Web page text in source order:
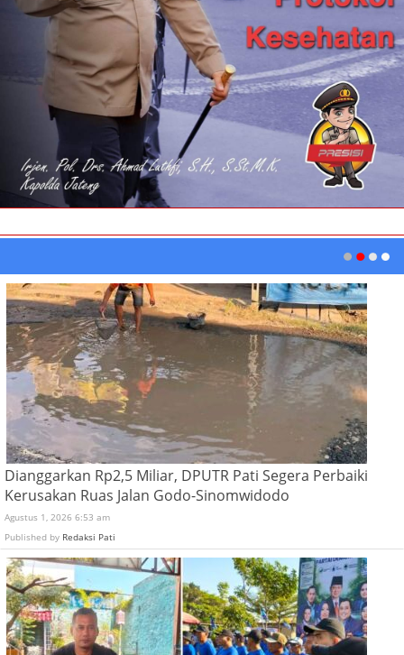
Dianggarkan Rp2,5 Miliar, DPUTR Pati Segera Perbaiki
Kerusakan Ruas Jalan Godo-Sinomwidodo
Agustus 1, 2026 6:53 am
Published by Redaksi Pati